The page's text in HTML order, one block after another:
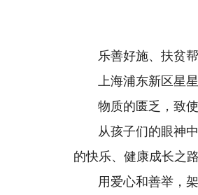
乐善好施、扶贫
上海浦东新区星
物质的匮乏，致
从孩子们的眼神中
的快乐、健康成长之
用爱心和善举，